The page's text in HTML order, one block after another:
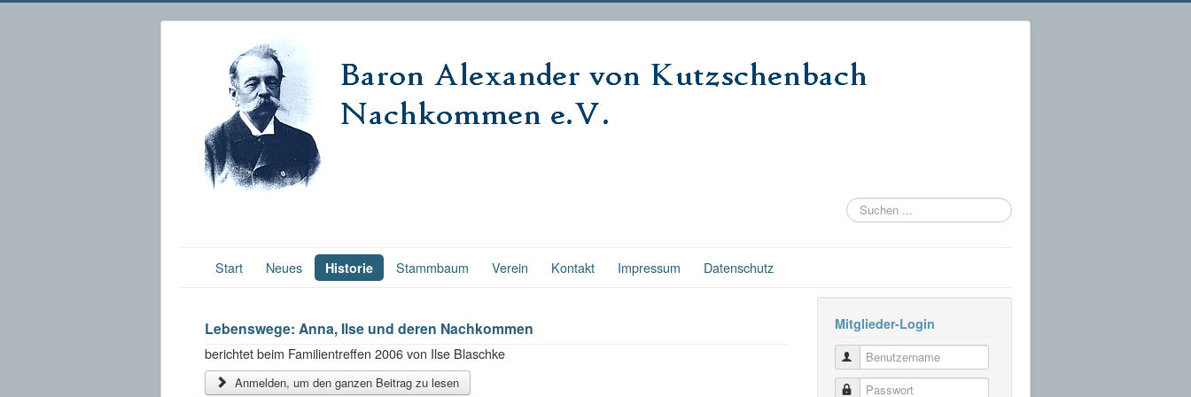
Suchen
...
Start Neues Historie Stammbaum Verein Kontakt Impressum Datenschutz
Lebenswege: Anna, Ilse und deren Nachkommen
berichtet beim Familientreffen 2006 von Ilse Blaschke
Anmelden, um den ganzen Beitrag zu lesen
Mitglieder-Login
Benutzername
Passwort